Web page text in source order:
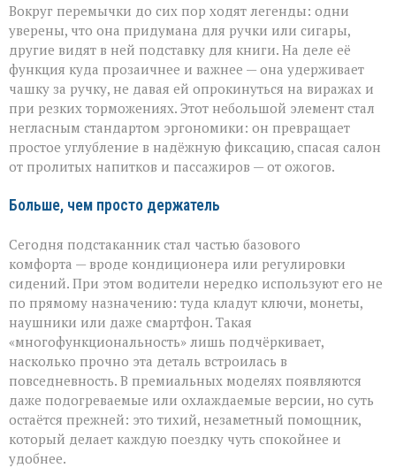
Вокруг перемычки до сих пор ходят легенды: одни
уверены, что она придумана для ручки или сигары,
другие видят в ней подставку для книги. На деле её
функция куда прозаичнее и важнее — она удерживает
чашку за ручку, не давая ей опрокинуться на виражах и
при резких торможениях. Этот небольшой элемент стал
негласным стандартом эргономики: он превращает
простое углубление в надёжную фиксацию, спасая салон
от пролитых напитков и пассажиров — от ожогов.
Больше, чем просто держатель
Сегодня подстаканник стал частью базового
комфорта — вроде кондиционера или регулировки
сидений. При этом водители нередко используют его не
по прямому назначению: туда кладут ключи, монеты,
наушники или даже смартфон. Такая
«многофункциональность» лишь подчёркивает,
насколько прочно эта деталь встроилась в
повседневность. В премиальных моделях появляются
даже подогреваемые или охлаждаемые версии, но суть
остаётся прежней: это тихий, незаметный помощник,
который делает каждую поездку чуть спокойнее и
удобнее.